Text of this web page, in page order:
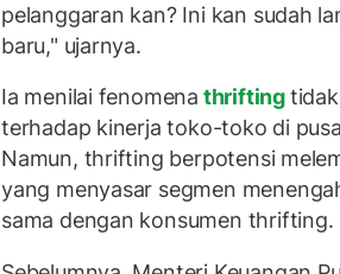
pelanggaran kan? Ini kan sudah
baru," ujarnya.
Ia menilai fenomena thrifting
terhadap kinerja toko-toko di
Namun, thrifting berpotensi
yang menyasar segmen
sama dengan konsumen thrifting.